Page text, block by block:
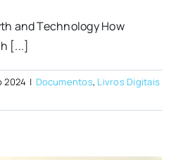
and Technology How
[...]
2024 | Documentos, Livros Digitais